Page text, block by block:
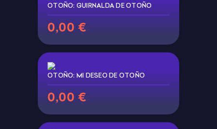
OTOÑO: GUIRNALDA DE OTOÑO
0,00 €
OTOÑO: MI DESEO DE OTOÑO
0,00 €